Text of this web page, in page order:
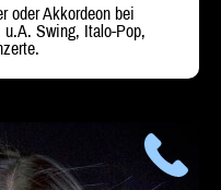
oder Akkordeon bei
Swing, Italo-Pop,